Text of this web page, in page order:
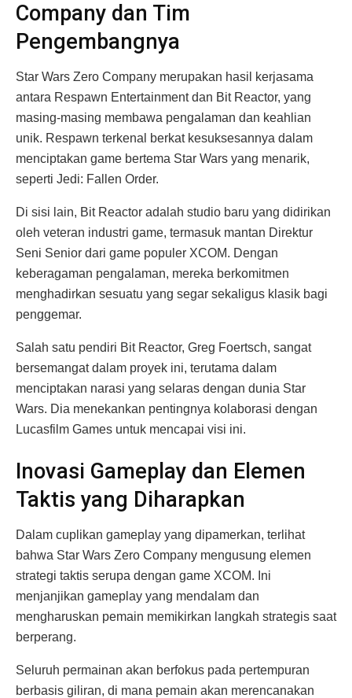
Company dan Tim
Pengembangnya
Star Wars Zero Company merupakan hasil kerjasama
antara Respawn Entertainment dan Bit Reactor, yang
masing-masing membawa pengalaman dan keahlian
unik. Respawn terkenal berkat kesuksesannya dalam
menciptakan game bertema Star Wars yang menarik,
seperti Jedi: Fallen Order.
Di sisi lain, Bit Reactor adalah studio baru yang didirikan
oleh veteran industri game, termasuk mantan Direktur
Seni Senior dari game populer XCOM. Dengan
keberagaman pengalaman, mereka berkomitmen
menghadirkan sesuatu yang segar sekaligus klasik bagi
penggemar.
Salah satu pendiri Bit Reactor, Greg Foertsch, sangat
bersemangat dalam proyek ini, terutama dalam
menciptakan narasi yang selaras dengan dunia Star
Wars. Dia menekankan pentingnya kolaborasi dengan
Lucasfilm Games untuk mencapai visi ini.
Inovasi Gameplay dan Elemen
Taktis yang Diharapkan
Dalam cuplikan gameplay yang dipamerkan, terlihat
bahwa Star Wars Zero Company mengusung elemen
strategi taktis serupa dengan game XCOM. Ini
menjanjikan gameplay yang mendalam dan
mengharuskan pemain memikirkan langkah strategis saat
berperang.
Seluruh permainan akan berfokus pada pertempuran
berbasis giliran, di mana pemain akan merencanakan